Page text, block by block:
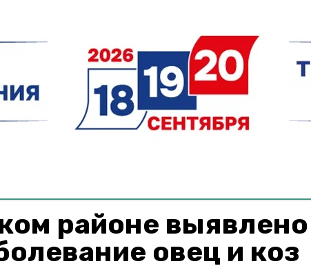
районе выявлено
овец и коз